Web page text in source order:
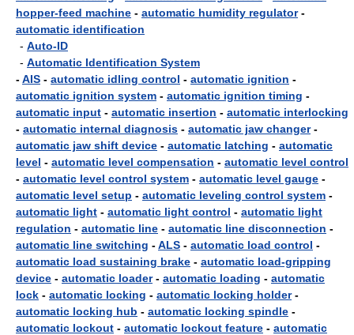
hopper-feed machine - automatic humidity regulator-
automatic identification
- Auto-ID
- Automatic Identification System
-AIS - automatic idling control - automatic ignition -
automatic ignition system - automatic ignition timing -
automatic input - automatic insertion - automatic interlocking
- automatic internal diagnosis - automatic jaw changer-
automatic jaw shift device - automatic latching - automatic
level - automatic level compensation - automatic level control
- automatic level control system - automatic level gauge -
automatic level setup - automatic leveling control system -
automatic light - automatic light control - automatic light
regulation - automatic line - automatic line disconnection -
automatic line switching -ALS - automatic load control -
automatic load sustaining brake - automatic load-gripping
device - automatic loader- automatic loading - automatic
lock - automatic locking - automatic locking holder-
automatic locking hub - automatic locking spindle -
automatic lockout - automatic lockout feature - automatic